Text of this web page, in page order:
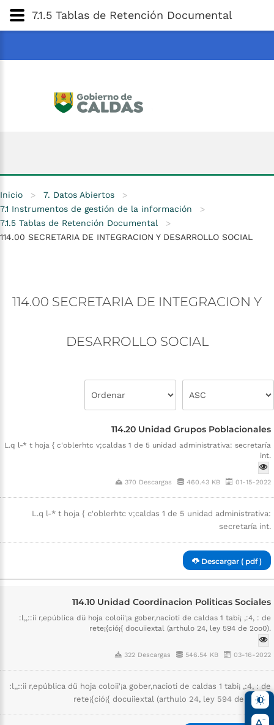
Gobernación de Caldas
7.1.5 Tablas de Retención Documental
Inicio > 7. Datos Abiertos
>
7.1 Instrumentos de gestión de la información
>
7.1.5 Tablas de Retención Documental
>
114.00 SECRETARIA DE INTEGRACION Y DESARROLLO SOCIAL
114.00 SECRETARIA DE INTEGRACION Y
DESARROLLO SOCIAL
114.20 Unidad Grupos Poblacionales
L.q l-* t hoja { c'oblerhtc v;caldas 1 de 5 unidad administrativa: secretaría
int.
370 Descargas 460.43 KB 01-15-2022
L.q l-* t hoja { c'oblerhtc v;caldas 1 de 5 unidad administrativa:
secretaría int.
Descargar ( pdf )
114.10 Unidad Coordinacion Politicas Sociales
:l,,::ii r,epública dü hoja coloii'¡a gober,nacioti de caldas 1 tabi¡ ,:4, : de
rete¡{ció¡{ docuiiextal (arthulo 24, ley 594 de 2oo0).
322 Descargas 546.54 KB 03-16-2022
:l,,::ii r,epública dü hoja coloii'¡a gober,nacioti de caldas 1 tabi¡ ,:4, : de
rete¡{ció¡{ docuiiextal (arthulo 24, ley 594 de 2oo0).